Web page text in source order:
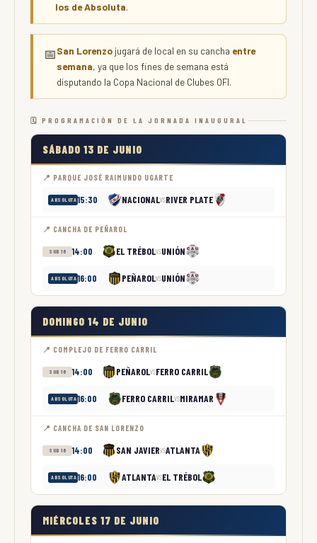
los de Absoluta.
📅San Lorenzo jugará de local en su cancha entre
semana, ya que los fines de semana está
disputando la Copa Nacional de Clubes OFI.
🗓 PROGRAMACIÓN DE LA JORNADA INAUGURAL
SÁBADO 13 DE JUNIO
📍 PARQUE JOSÉ RAIMUNDO UGARTE
ABSOLUTA 15:30 NACIONALVSRIVER PLATE
📍 CANCHA DE PEÑAROL
SUB 16 14:00 EL TRÉBOLVSUNIÓN
ABSOLUTA 16:00 PEÑAROLVSUNIÓN
DOMINGO 14 DE JUNIO
📍 COMPLEJO DE FERRO CARRIL
SUB 16 14:00 PEÑAROLVSFERRO CARRIL
ABSOLUTA 16:00 FERRO CARRILVSMIRAMAR
📍 CANCHA DE SAN LORENZO
SUB 16 14:00 SAN JAVIERVSATLANTA
ABSOLUTA 16:00 ATLANTAVSEL TRÉBOL
MIÉRCOLES 17 DE JUNIO